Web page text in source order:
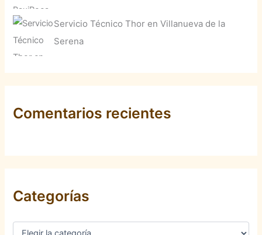
Servicio Técnico Thor en Villanueva de la
Serena
Comentarios recientes
Categorías
C